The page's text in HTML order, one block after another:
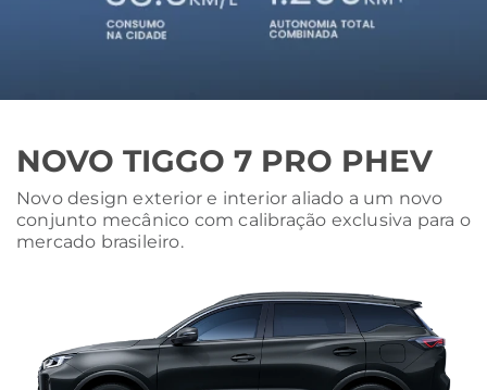
NOVO TIGGO 7 PRO PHEV
Novo design exterior e interior aliado a um novo
conjunto mecânico com calibração exclusiva para o
mercado brasileiro.